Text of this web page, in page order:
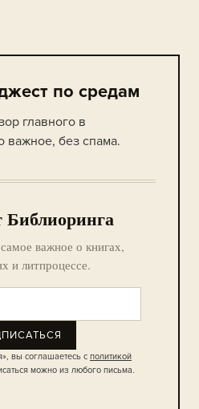
по средам
главного в
важное, без спама.
Библиоринга
важное о книгах,
и литпроцессе.
вы соглашаетесь с политикой
можно из любого письма.